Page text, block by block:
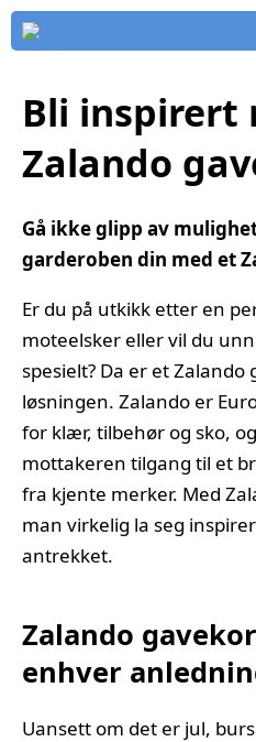
Bli inspirert
Zalando
Gå ikke glipp av
garderoben din med et
Er du på utkikk etter en
moteelsker eller vil du
spesielt? Da er et
løsningen. Zalando er
for klær, tilbehør og sko,
mottakeren tilgang til et
fra kjente merker. Med
man virkelig la seg
antrekket.
Zalando
enhver
Uansett om det er jul,